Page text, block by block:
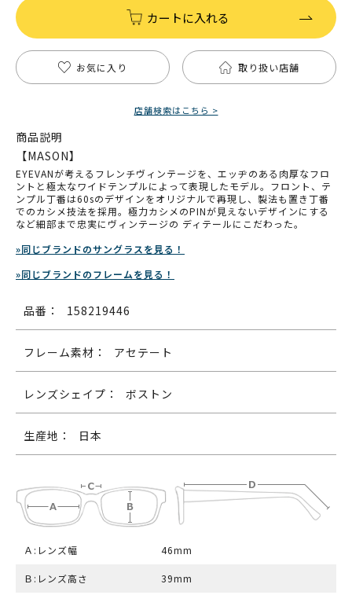
カートに入れる
お気に入り 取り扱い店舗
店舗検索はこちら >
商品説明
【MASON】
EYEVANが考えるフレンチヴィンテージを、エッヂのある肉厚なフロ
ントと極太なワイドテンプルによって表現したモデル。フロント、テ
ンプル丁番は60sのデザインをオリジナルで再現し、製法も置き丁番
でのカシメ技法を採用。極力カシメのPINが見えないデザインにする
など細部まで忠実にヴィンテージの ディテールにこだわった。
»同じブランドのサングラスを見る！
»同じブランドのフレームを見る！
品番： 158219446
フレーム素材： アセテート
レンズシェイプ： ボストン
生産地： 日本
Ａ:レンズ幅 46mm
Ｂ:レンズ高さ 39mm